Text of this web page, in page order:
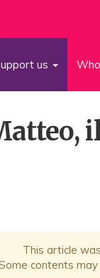
us
This article
contents